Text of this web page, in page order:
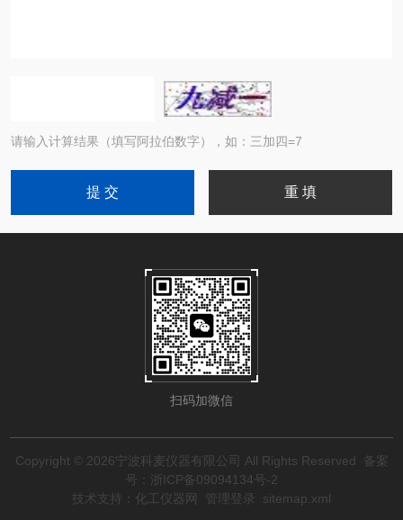
请输入计算结果（填写阿拉伯数字），如：三加四=7
扫码加微信
Copyright © 2026宁波科麦仪器有限公司 All Rights Reserved
备案
号：浙ICP备09094134号-2
技术支持： 化工仪器网 管理登录 sitemap.xml